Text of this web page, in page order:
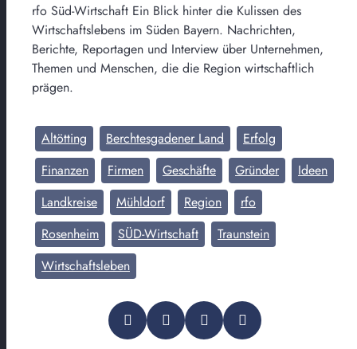
rfo Süd-Wirtschaft Ein Blick hinter die Kulissen des
Wirtschaftslebens im Süden Bayern. Nachrichten,
Berichte, Reportagen und Interview über Unternehmen,
Themen und Menschen, die die Region wirtschaftlich
prägen.
Altötting Berchtesgadener Land
Erfolg
Finanzen
Firmen Geschäfte Gründer
Ideen
Landkreise
Mühldorf Region
rfo
Rosenheim
SÜD-Wirtschaft
Traunstein
Wirtschaftsleben